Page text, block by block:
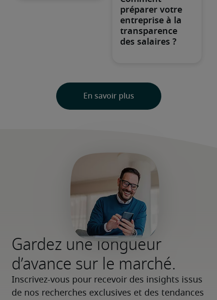
Gardez une longueur
d’avance sur le marché.
Inscrivez-vous pour recevoir des insights issus
de nos recherches exclusives et des tendances